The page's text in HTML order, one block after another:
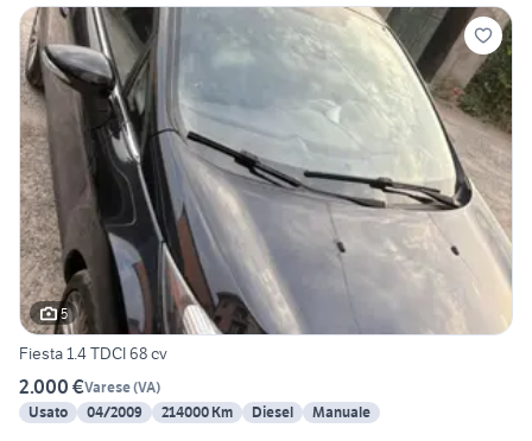
5
Fiesta 1.4 TDCI 68 cv
2.000 €Varese(VA)
Usato
04/2009 214000 Km Diesel Manuale